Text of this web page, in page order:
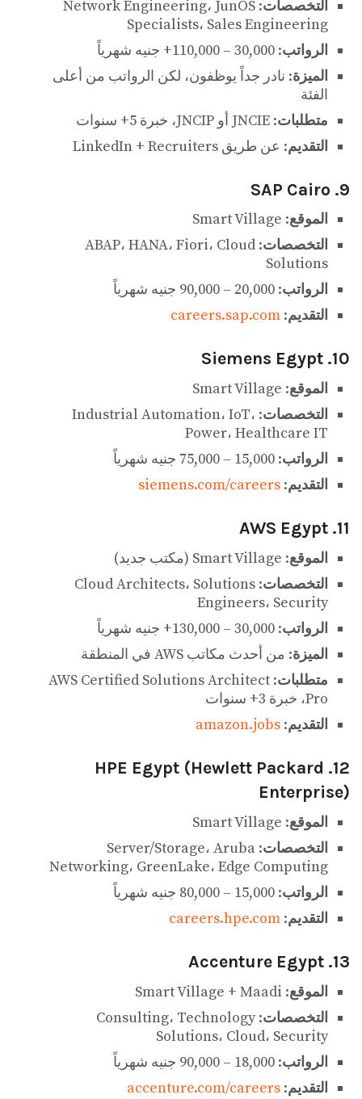
التخصصات : Network Engineering، JunOS
Specialists، Sales Engineering
الرواتب: 30,000 – 110,000+ جنيه شهرياً
الميزة: نادر جداً يوظفون، لكن الرواتب من أعلى
الفئة
متطلبات: JNCIE أو JNCIP، خبرة 5+ سنوات
التقديم: عن طريق LinkedIn + Recruiters
9. SAP Cairo
الموقع: Smart Village
التخصصات : ABAP، HANA، Fiori، Cloud
Solutions
الرواتب: 20,000 – 90,000 جنيه شهرياً
التقديم:
careers.sap.com
10. Siemens Egypt
الموقع: Smart Village
التخصصات : Industrial Automation، IoT،
Power، Healthcare IT
الرواتب: 15,000 – 75,000 جنيه شهرياً
التقديم:
siemens.com/careers
11. AWS Egypt
الموقع: Smart Village (مكتب جديد)
التخصصات : Cloud Architects، Solutions
Engineers، Security
الرواتب: 30,000 – 130,000+ جنيه شهرياً
الميزة: من أحدث مكاتب AWS في المنطقة
متطلبات : AWS Certified Solutions Architect
Pro، خبرة 3+ سنوات
التقديم:
amazon.jobs
12. HPE Egypt (Hewlett Packard
Enterprise)
الموقع: Smart Village
التخصصات : Server/Storage، Aruba
Networking، GreenLake، Edge Computing
الرواتب: 15,000 – 80,000 جنيه شهرياً
التقديم:
careers.hpe.com
13. Accenture Egypt
الموقع: Smart Village + Maadi
التخصصات : Consulting، Technology
Solutions، Cloud، Security
الرواتب: 18,000 – 90,000 جنيه شهرياً
التقديم:
accenture.com/careers